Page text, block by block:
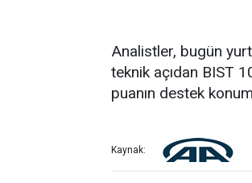
Analistler, bugün
teknik açıdan BIST
puanın destek
Kaynak: